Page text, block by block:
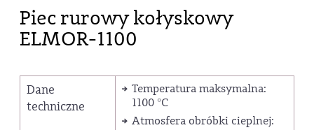
Piec rurowy kołyskowy
ELMOR-1100
Dane
techniczne
Temperatura maksymalna:
1100 °C
Atmosfera obróbki cieplnej: